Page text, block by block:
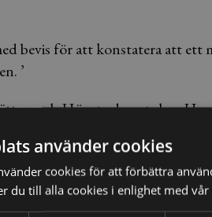
bevis för att konstatera att ett
’
och Högsta domstolen.
ha en skriftlig form. Även
använder cookies
cookies för att förbättra
du till alla cookies i enlighet med